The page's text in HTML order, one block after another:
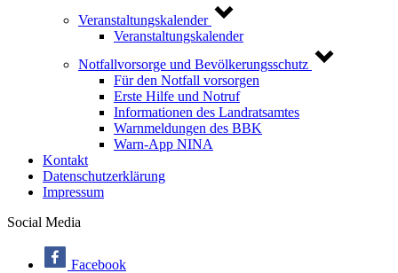
Veranstaltungskalender
Veranstaltungskalender
Notfallvorsorge und Bevölkerungsschutz
Für den Notfall vorsorgen
Erste Hilfe und Notruf
Informationen des Landratsamtes
Warnmeldungen des BBK
Warn-App NINA
Kontakt
Datenschutzerklärung
Impressum
Social Media
Facebook